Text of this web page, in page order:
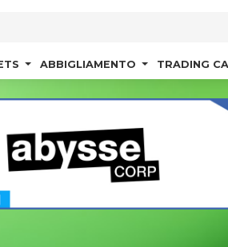
ABBIGLIAMENTO TRADING